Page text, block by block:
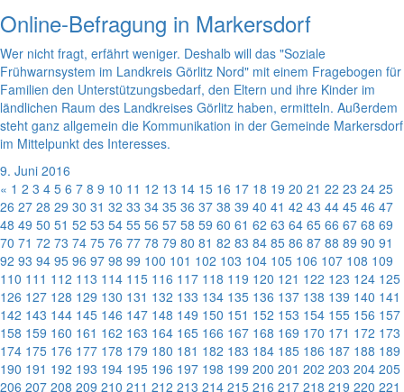
Online-Befragung in Markersdorf
Wer nicht fragt, erfährt weniger. Deshalb will das "Soziale
Frühwarnsystem im Landkreis Görlitz Nord" mit einem Fragebogen für
Familien den Unterstützungsbedarf, den Eltern und ihre Kinder im
ländlichen Raum des Landkreises Görlitz haben, ermitteln. Außerdem
steht ganz allgemein die Kommunikation in der Gemeinde Markersdorf
im Mittelpunkt des Interesses.
9. Juni 2016
« 1 2 3 4 5 6 7 8 9 10 11 12 13 14 15 16 17 18 19 20 21 22 23 24 25
26 27 28 29 30 31 32 33 34 35 36 37 38 39 40 41 42 43 44 45 46 47
48 49 50 51 52 53 54 55 56 57 58 59 60 61 62 63 64 65 66 67 68 69
70 71 72 73 74 75 76 77 78 79 80 81 82 83 84 85 86 87 88 89 90 91
92 93 94 95 96 97 98 99 100 101 102 103 104 105 106 107 108 109
110 111 112 113 114 115 116 117 118 119 120 121 122 123 124 125
126 127 128 129 130 131 132 133 134 135 136 137 138 139 140 141
142 143 144 145 146 147 148 149 150 151 152 153 154 155 156 157
158 159 160 161 162 163 164 165 166 167 168 169 170 171 172 173
174 175 176 177 178 179 180 181 182 183 184 185 186 187 188 189
190 191 192 193 194 195 196 197 198 199 200 201 202 203 204 205
206 207 208 209 210 211 212 213 214 215 216 217 218 219 220 221